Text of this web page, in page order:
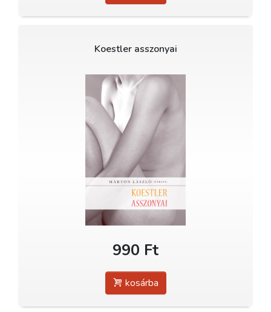
Koestler asszonyai
990 Ft
kosárba